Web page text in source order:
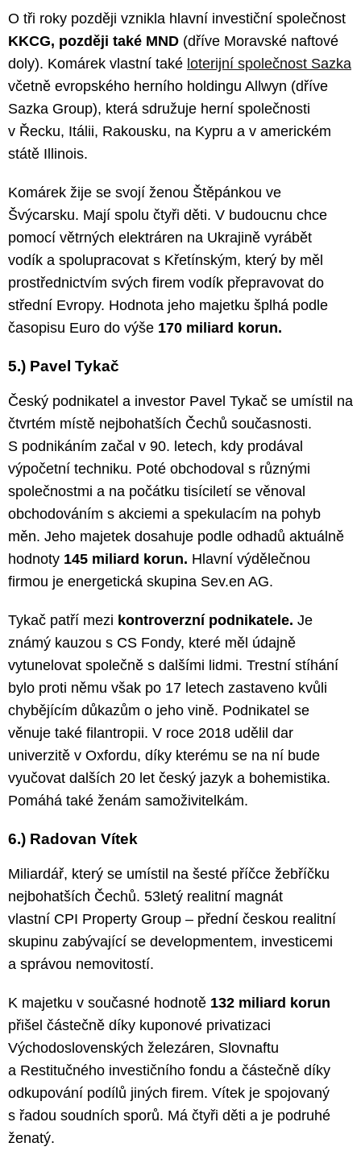
O tři roky později vznikla hlavní investiční společnost
KKCG, později také MND (dříve Moravské naftové
doly). Komárek vlastní také loterijní společnost Sazka
včetně evropského herního holdingu Allwyn (dříve
Sazka Group), která sdružuje herní společnosti
v Řecku, Itálii, Rakousku, na Kypru a v americkém
státě Illinois.
Komárek žije se svojí ženou Štěpánkou ve
Švýcarsku. Mají spolu čtyři děti. V budoucnu chce
pomocí větrných elektráren na Ukrajině vyrábět
vodík a spolupracovat s Křetínským, který by měl
prostřednictvím svých firem vodík přepravovat do
střední Evropy. Hodnota jeho majetku šplhá podle
časopisu Euro do výše 170 miliard korun.
5.) Pavel Tykač
Český podnikatel a investor Pavel Tykač se umístil na
čtvrtém místě nejbohatších Čechů současnosti.
S podnikáním začal v 90. letech, kdy prodával
výpočetní techniku. Poté obchodoval s různými
společnostmi a na počátku tisíciletí se věnoval
obchodováním s akciemi a spekulacím na pohyb
měn. Jeho majetek dosahuje podle odhadů aktuálně
hodnoty 145 miliard korun. Hlavní výdělečnou
firmou je energetická skupina Sev.en AG.
Tykač patří mezi kontroverzní podnikatele. Je
známý kauzou s CS Fondy, které měl údajně
vytunelovat společně s dalšími lidmi. Trestní stíhání
bylo proti němu však po 17 letech zastaveno kvůli
chybějícím důkazům o jeho vině. Podnikatel se
věnuje také filantropii. V roce 2018 udělil dar
univerzitě v Oxfordu, díky kterému se na ní bude
vyučovat dalších 20 let český jazyk a bohemistika.
Pomáhá také ženám samoživitelkám.
6.) Radovan Vítek
Miliardář, který se umístil na šesté příčce žebříčku
nejbohatších Čechů. 53letý realitní magnát
vlastní CPI Property Group – přední českou realitní
skupinu zabývající se developmentem, investicemi
a správou nemovitostí.
K majetku v současné hodnotě 132 miliard korun
přišel částečně díky kuponové privatizaci
Východoslovenských železáren, Slovnaftu
a Restitučného investičního fondu a částečně díky
odkupování podílů jiných firem. Vítek je spojovaný
s řadou soudních sporů. Má čtyři děti a je podruhé
ženatý.